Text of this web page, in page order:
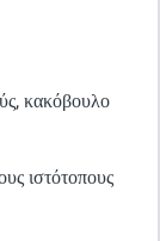
κακόβουλο
ιστότοπους